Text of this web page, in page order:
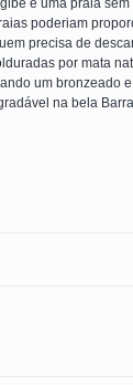
é uma praia
poderiam
precisa de
por mata
um bronzeado
na bela